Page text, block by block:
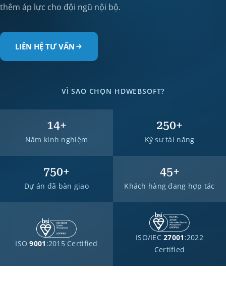
thêm áp lực cho đội ngũ nội bộ.
LIÊN HỆ TƯ VẤN
VÌ SAO CHỌN HDWEBSOFT?
14+
Năm kinh nghiệm
250+
Kỹ sư tài năng
750+
Dự án đã bàn giao
45+
Khách hàng đang hợp tác
ISO9001 :2015 Certified
ISO/IEC27001 :2022
Certified